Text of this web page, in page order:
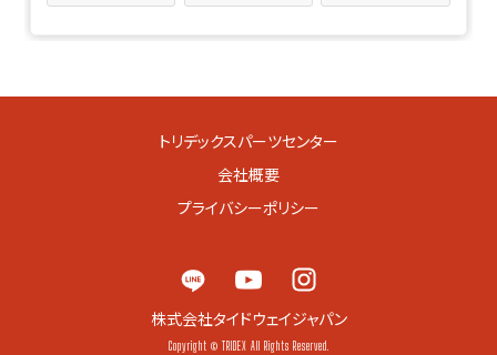
トリデックスパーツセンター
会社概要
プライバシーポリシー
株式会社タイドウェイジャパン
Copyright © TRIDEX All Rights Reserved.